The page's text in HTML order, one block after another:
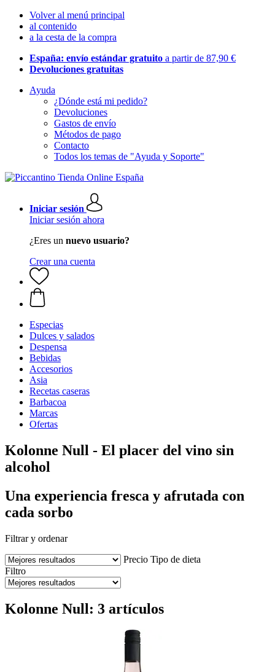
Volver al menú principal
al contenido
a la cesta de la compra
España: envío estándar gratuito a partir de 87,90 €
Devoluciones gratuitas
Ayuda
¿Dónde está mi pedido?
Devoluciones
Gastos de envío
Métodos de pago
Contacto
Todos los temas de "Ayuda y Soporte"
Iniciar sesión
Iniciar sesión ahora
¿Eres un nuevo usuario?
Crear una cuenta
Especias
Dulces y salados
Despensa
Bebidas
Accesorios
Asia
Recetas caseras
Barbacoa
Marcas
Ofertas
Kolonne Null - El placer del vino sin
alcohol
Una experiencia fresca y afrutada con
cada sorbo
Filtrar y ordenar
Precio Tipo de dieta
Filtro
Kolonne Null: 3 artículos